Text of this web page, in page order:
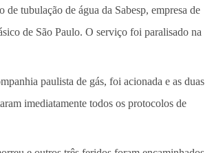
de tubulação de água da Sabesp, empresa de
de São Paulo. O serviço foi paralisado na
paulista de gás, foi acionada e as duas
imediatamente todos os protocolos de